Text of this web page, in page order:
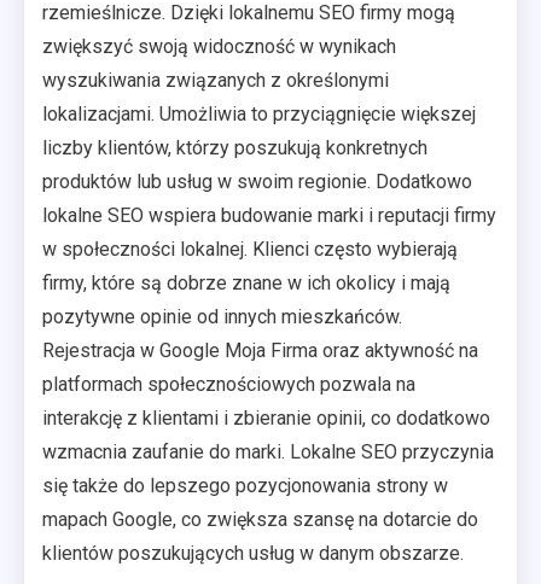
rzemieślnicze. Dzięki lokalnemu SEO firmy mogą
zwiększyć swoją widoczność w wynikach
wyszukiwania związanych z określonymi
lokalizacjami. Umożliwia to przyciągnięcie większej
liczby klientów, którzy poszukują konkretnych
produktów lub usług w swoim regionie. Dodatkowo
lokalne SEO wspiera budowanie marki i reputacji firmy
w społeczności lokalnej. Klienci często wybierają
firmy, które są dobrze znane w ich okolicy i mają
pozytywne opinie od innych mieszkańców.
Rejestracja w Google Moja Firma oraz aktywność na
platformach społecznościowych pozwala na
interakcję z klientami i zbieranie opinii, co dodatkowo
wzmacnia zaufanie do marki. Lokalne SEO przyczynia
się także do lepszego pozycjonowania strony w
mapach Google, co zwiększa szansę na dotarcie do
klientów poszukujących usług w danym obszarze.